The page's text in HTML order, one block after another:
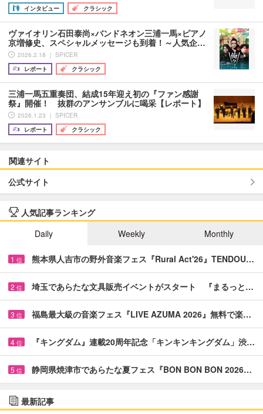
インタビュー クラシック
ヴァイオリン石田泰尚×バンドネオン三浦一馬×ピアノ
京増修史、スペシャルメッセージも到着！～人気企…
2026.2.18 ｜ SPICER
レポート
クラシック
三浦一馬五重奏団、結成15年迎え初の『ファン感謝
祭』開催！ 抜群のアンサンブルに喝采【レポート】
2026.1.23 ｜ SPICER
レポート
クラシック
関連サイト
公式サイト
人気記事ランキング
Daily
Weekly Monthly
1 位 熊本県人吉市の野外音楽フェス『Rural Act'26』TENDOU…
2 位 埼玉であらたな文具販売イベントがスタート 『まるっと…
3 位 福島最大級の音楽フェス『LIVE AZUMA 2026』無料で楽…
4 位 『キングダム』連載20周年記念「キンキンキングダム」渋…
5 位 静岡県焼津市であらたな夏フェス『BON BON BON 2026…
最新記事